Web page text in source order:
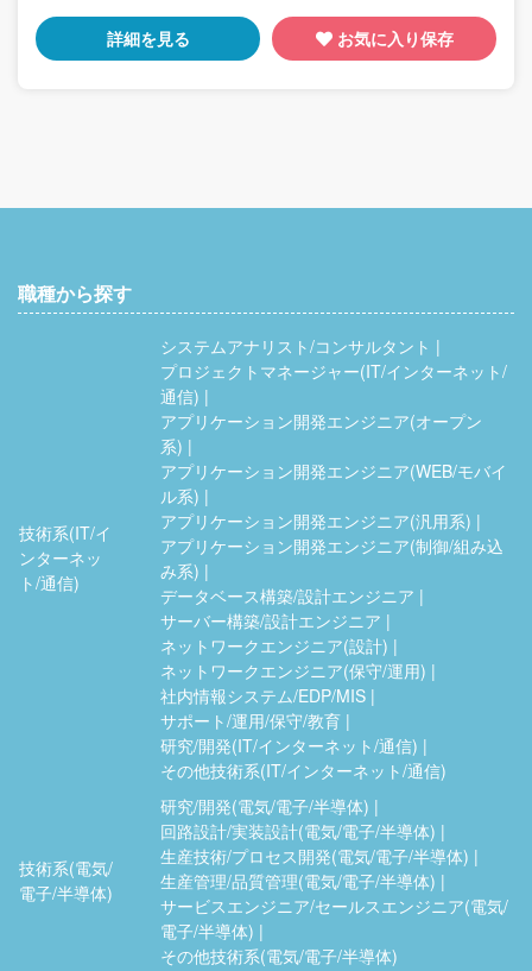
詳細を見る お気に入り保存
職種から探す
技術系(IT/イ
ンターネッ
ト/通信)
システムアナリスト/コンサルタント
プロジェクトマネージャー(IT/インターネット/
通信)
アプリケーション開発エンジニア(オープン
系)
アプリケーション開発エンジニア(WEB/モバイ
ル系)
アプリケーション開発エンジニア(汎用系)
アプリケーション開発エンジニア(制御/組み込
み系)
データベース構築/設計エンジニア
サーバー構築/設計エンジニア
ネットワークエンジニア(設計)
ネットワークエンジニア(保守/運用)
社内情報システム/EDP/MIS
サポート/運用/保守/教育
研究/開発(IT/インターネット/通信)
その他技術系(IT/インターネット/通信)
技術系(電気/
電子/半導体)
研究/開発(電気/電子/半導体)
回路設計/実装設計(電気/電子/半導体)
生産技術/プロセス開発(電気/電子/半導体)
生産管理/品質管理(電気/電子/半導体)
サービスエンジニア/セールスエンジニア(電気/
電子/半導体)
その他技術系(電気/電子/半導体)